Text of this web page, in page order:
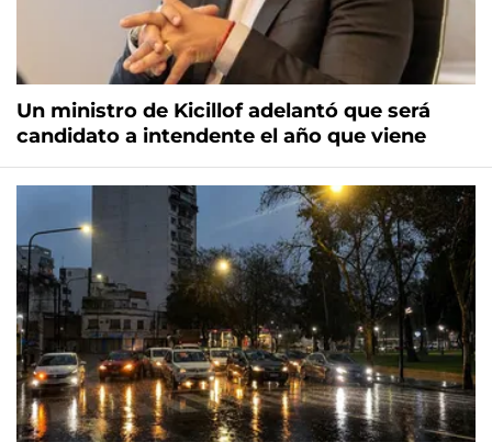
Un ministro de Kicillof adelantó que será
candidato a intendente el año que viene